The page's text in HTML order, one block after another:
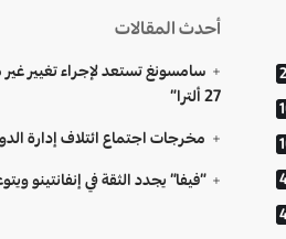
أحدث المقالات
سامسونغ تستعد لإجراء تغيير
27 ألترا”
مخرجات اجتماع ائتلاف إدارة
“فيفا” يجدد الثقة في إنفانتينو